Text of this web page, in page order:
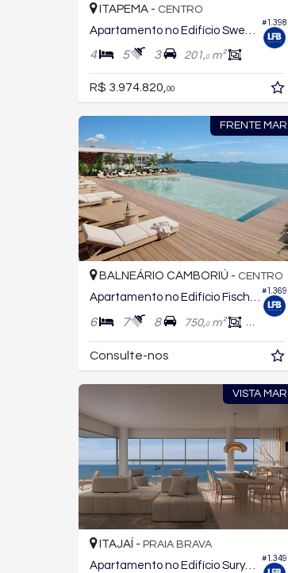
#1.398
ITAPEMA - CENTRO
4 5 3 201,0m²
R$ 3.974.820, 00
FRENTE MAR
#1.369
BALNEÁRIO CAMBORIÚ - CENTRO
Apartamento no Edifício Fischer Dreams
6 7 8 750,0m² 383,
Consulte-nos
VISTA MAR
#1.349
ITAJAÍ - PRAIA BRAVA
Apartamento no Edifício Surya Residence